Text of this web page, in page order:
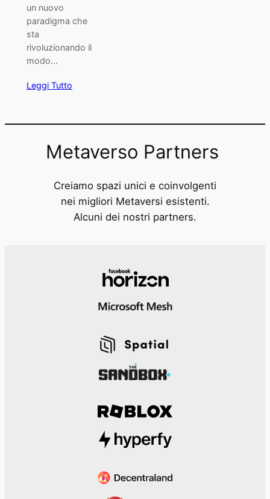
un nuovo
paradigma che
sta
rivoluzionando il
modo…
Leggi Tutto
Metaverso Partners
Creiamo spazi unici e coinvolgenti
nei migliori Metaversi esistenti.
Alcuni dei nostri partners.